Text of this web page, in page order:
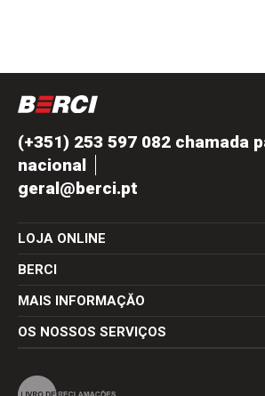
(+351) 253 597 082 chamada
nacional
geral@berci.pt
LOJA ONLINE
BERCI
MAIS INFORMAÇĂO
OS NOSSOS SERVIÇOS